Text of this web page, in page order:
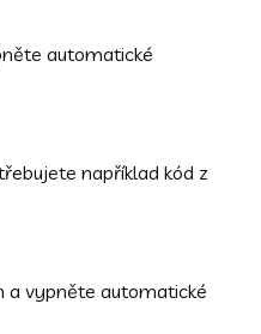
automatické
například kód z
a vypněte automatické